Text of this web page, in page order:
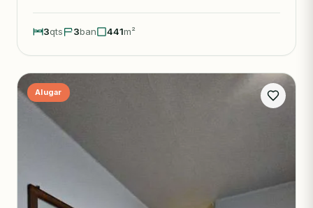
3qts 3ban 441m²
Alugar